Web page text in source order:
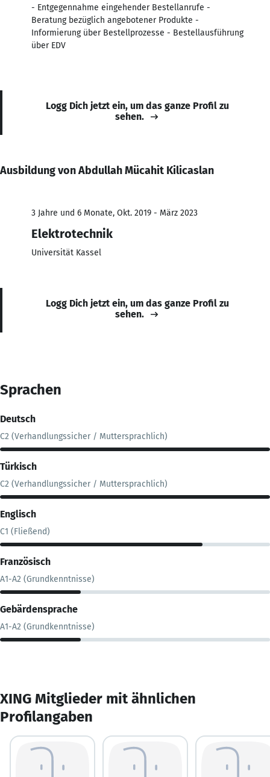
- Entgegennahme eingehender Bestellanrufe -
Beratung bezüglich angebotener Produkte -
Informierung über Bestellprozesse - Bestellausführung
über EDV
Logg Dich jetzt ein, um das ganze Profil zu
sehen.
Ausbildung von Abdullah Mücahit Kilicaslan
3 Jahre und 6 Monate, Okt. 2019 - März 2023
Elektrotechnik
Universität Kassel
Logg Dich jetzt ein, um das ganze Profil zu
sehen.
Sprachen
Deutsch
C2 (Verhandlungssicher / Muttersprachlich)
Türkisch
C2 (Verhandlungssicher / Muttersprachlich)
Englisch
C1 (Fließend)
Französisch
A1-A2 (Grundkenntnisse)
Gebärdensprache
A1-A2 (Grundkenntnisse)
XING Mitglieder mit ähnlichen
Profilangaben